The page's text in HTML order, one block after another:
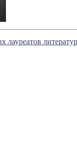
лауреатов